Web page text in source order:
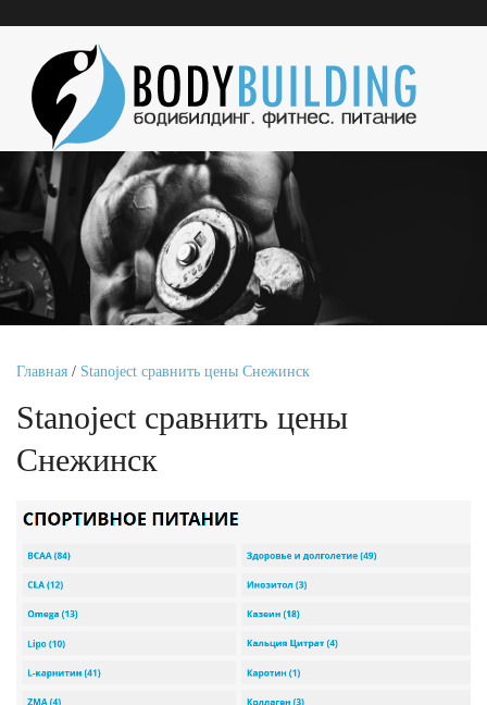
Главная / Stanoject сравнить цены Снежинск
Stanoject сравнить цены
Снежинск